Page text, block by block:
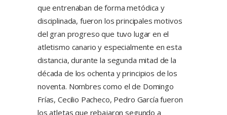
que entrenaban de forma metódica y
disciplinada, fueron los principales motivos
del gran progreso que tuvo lugar en el
atletismo canario y especialmente en esta
distancia, durante la segunda mitad de la
década de los ochenta y principios de los
noventa. Nombres como el de Domingo
Frías, Cecilio Pacheco, Pedro García fueron
los atletas que rebajaron segundo a